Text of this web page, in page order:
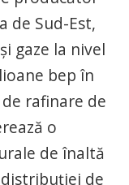
de Sud-Est,
gaze la nivel
bep în
rafinare de
o
de înaltă
de